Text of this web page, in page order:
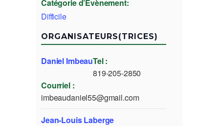
Catégorie d’Évènement:
Difficile
ORGANISATEURS(TRICES)
Daniel ImbeauTel :
819-205-2850
Courriel :
imbeaudaniel55@gmail.com
Jean-Louis Laberge